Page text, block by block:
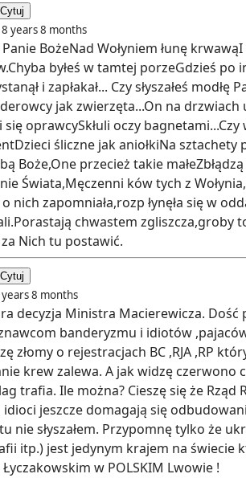
Cytuj
8 years 8 months
BożeNad Wołyniem łunę
byłeś w tamtej porzeGdzieś
i zapłakał... Czy słyszałeś
jak zwierzęta...On na drzwiach
oprawcySkłuli oczy
śliczne jak aniołkiNa
Boże,One przecież takie
Świata,Męczenni ków tych z
nich zapomniała,rozp łynęła się w
chwastem zgliszcza,groby
Nich tu postawić.
Cytuj
8 months
decyzja Ministra Macierewicza. Dość
banderyzmu i idiotów
złomy o rejestracjach BC ,RJA ,RP
krew zalewa. A jak widzę czerwono
trafia. Ile można? Cieszę się że
jeszcze domagają się
nie słyszałem. Przypomnę tylko że
itp.) jest jedynym krajem na świecie
w POLSKIM Lwowie !